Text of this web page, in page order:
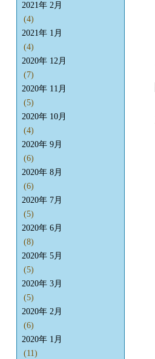
2021年 2月
(4)
2021年 1月
(4)
2020年 12月
(7)
2020年 11月
(5)
2020年 10月
(4)
2020年 9月
(6)
2020年 8月
(6)
2020年 7月
(5)
2020年 6月
(8)
2020年 5月
(5)
2020年 3月
(5)
2020年 2月
(6)
2020年 1月
(11)